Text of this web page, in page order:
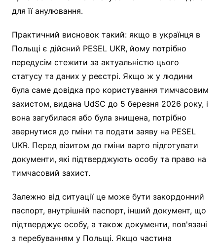
для її анулювання.
Практичний висновок такий: якщо в українця в
Польщі є дійсний PESEL UKR, йому потрібно
передусім стежити за актуальністю цього
статусу та даних у реєстрі. Якщо ж у людини
була саме довідка про користування тимчасовим
захистом, видана UdSC до 5 березня 2026 року, і
вона загубилася або була знищена, потрібно
звернутися до гміни та подати заяву на PESEL
UKR. Перед візитом до гміни варто підготувати
документи, які підтверджують особу та право на
тимчасовий захист.
Залежно від ситуації це може бути закордонний
паспорт, внутрішній паспорт, інший документ, що
підтверджує особу, а також документи, пов'язані
з перебуванням у Польщі. Якщо частина